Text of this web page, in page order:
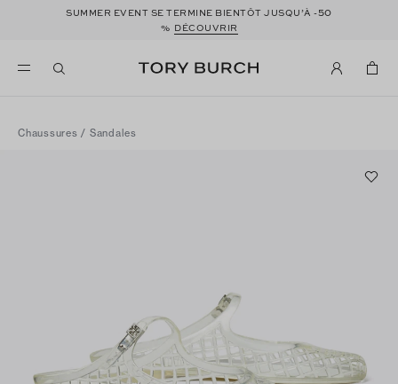
SUMMER EVENT SE TERMINE BIENTÔT JUSQU’À -50
% DÉCOUVRIR
Chaussures / Sandales